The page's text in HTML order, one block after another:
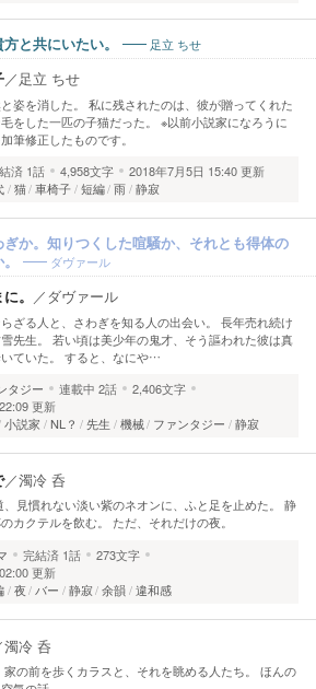
と共にいたい。 足立 ちせ
／足立 ちせ
姿を消した。 私に残されたのは、彼が贈ってくれた
をした一匹の子猫だった。 ※以前小説家になろうに
筆修正したものです。
済 1話 4,958文字
2018年7月5日 15:40 更新
猫 車椅子 短編 雨 静寂
ぎか。知りつくした喧騒か、それとも得体の
ダヴァール
。 ／ダヴァール
ざる人と、さわぎを知る人の出会い。 長年売れ続け
先生。 若い頃は美少年の鬼才、そう謳われた彼は真
ていた。 すると、なにや…
タジー 連載中 2話
2,406文字
更新
小説家 NL？ 先生 機械 ファンタジー 静寂
／濁冷 呑
見慣れない淡い紫のネオンに、ふと足を止めた。 静
カクテルを飲む。 ただ、それだけの夜。
完結済 1話
273文字
更新
夜 バー 静寂 余韻 違和感
濁冷 呑
の前を歩くカラスと、それを眺める人たち。 ほんの